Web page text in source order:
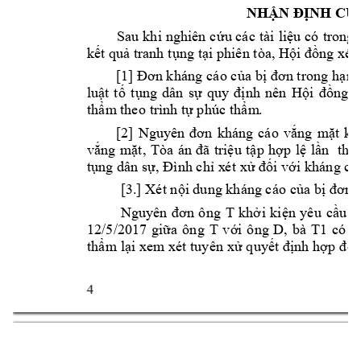
4
NHẬN ĐỊNH
Sau khi nghiên cứu các tài liệu có trong
kết quả tranh tụng tại phiên tòa, Hội đồng xét
[1] Đơn kháng cáo của bị đơn trong hạn
luật tố tụng dân sự quy định nên Hội đồng
thẩm theo trình tự phúc thẩm.
[2] Nguyên đơn kháng cáo vắng mặt k
vắng mặt, Tòa án đã triệu tập hợp lệ lần thứ
tụng dân sự, Đình chỉ xét xử đối với kháng cá
[3.] Xét nội dung kháng cáo của bị đơn;
Nguyên đơn ông T khởi kiện yêu cầu
12/5/2017 giữa ông T với ông D, bà T1 có
thẩm lại xem xét tuyên xử quyết định hợp đ